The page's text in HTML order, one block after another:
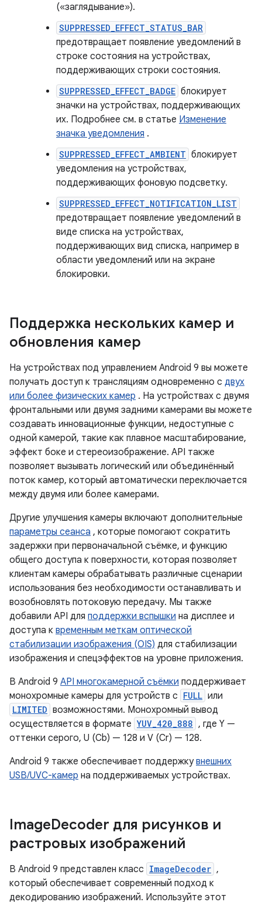
(«заглядывание»).
SUPPRESSED_EFFECT_STATUS_BAR
предотвращает появление уведомлений в
строке состояния на устройствах,
поддерживающих строки состояния.
SUPPRESSED_EFFECT_BADGE блокирует
значки на устройствах, поддерживающих
их. Подробнее см. в статье Изменение
значка уведомления .
SUPPRESSED_EFFECT_AMBIENT блокирует
уведомления на устройствах,
поддерживающих фоновую подсветку.
SUPPRESSED_EFFECT_NOTIFICATION_LIST
предотвращает появление уведомлений в
виде списка на устройствах,
поддерживающих вид списка, например в
области уведомлений или на экране
блокировки.
Поддержка нескольких камер и
обновления камер
На устройствах под управлением Android 9 вы можете
получать доступ к трансляциям одновременно с двух
или более физических камер . На устройствах с двумя
фронтальными или двумя задними камерами вы можете
создавать инновационные функции, недоступные с
одной камерой, такие как плавное масштабирование,
эффект боке и стереоизображение. API также
позволяет вызывать логический или объединённый
поток камер, который автоматически переключается
между двумя или более камерами.
Другие улучшения камеры включают дополнительные
параметры сеанса , которые помогают сократить
задержки при первоначальной съёмке, и функцию
общего доступа к поверхности, которая позволяет
клиентам камеры обрабатывать различные сценарии
использования без необходимости останавливать и
возобновлять потоковую передачу. Мы также
добавили API для поддержки вспышки на дисплее и
доступа к временным меткам оптической
стабилизации изображения (OIS) для стабилизации
изображения и спецэффектов на уровне приложения.
В Android 9 API многокамерной съёмки поддерживает
монохромные камеры для устройств с FULL или
LIMITED возможностями. Монохромный вывод
осуществляется в формате YUV_420_888 , где Y —
оттенки серого, U (Cb) — 128 и V (Cr) — 128.
Android 9 также обеспечивает поддержкувнешних
USB/UVC-камер на поддерживаемых устройствах.
ImageDecoder для рисунков и
растровых изображений
В Android 9 представлен класс ImageDecoder ,
который обеспечивает современный подход к
декодированию изображений. Используйте этот